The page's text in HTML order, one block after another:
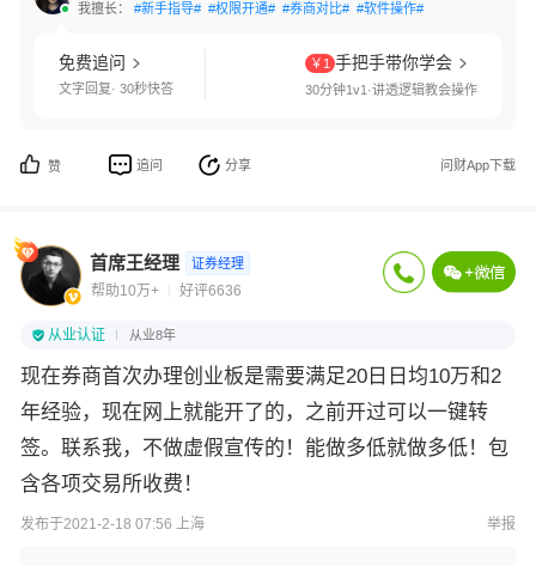
我擅长： #新手指导# #权限开通# #券商对比# #软件操作#
免费追问
文字回复· 30秒快答
￥1 手把手带你学会
30分钟1v1·讲透逻辑教会操作
赞 追问 分享 问财App下载
首席王经理 证券经理
帮助10万+ 好评6636
从业认证 从业8年
现在券商首次办理创业板是需要满足20日日均10万和2
年经验，现在网上就能开了的，之前开过可以一键转
签。联系我，不做虚假宣传的！能做多低就做多低！包
含各项交易所收费！
发布于2021-2-18 07:56 上海 举报